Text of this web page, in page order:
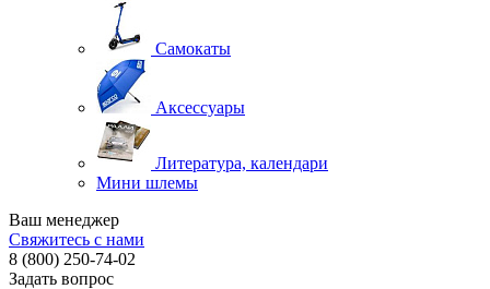
Самокаты
Аксессуары
Литература, календари
Мини шлемы
Ваш менеджер
Свяжитесь с нами
8 (800) 250-74-02
Задать вопрос